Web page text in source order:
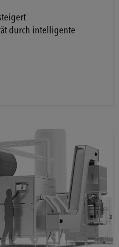
durch intelligente